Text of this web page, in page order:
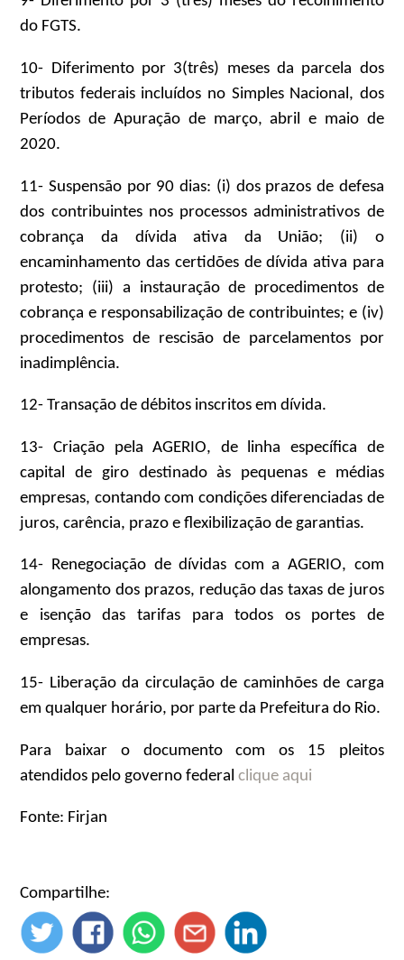
do FGTS.
10- Diferimento por 3(três) meses da parcela dos
tributos federais incluídos no Simples Nacional, dos
Períodos de Apuração de março, abril e maio de
2020.
11- Suspensão por 90 dias: (i) dos prazos de defesa
dos contribuintes nos processos administrativos de
cobrança da dívida ativa da União; (ii) o
encaminhamento das certidões de dívida ativa para
protesto; (iii) a instauração de procedimentos de
cobrança e responsabilização de contribuintes; e (iv)
procedimentos de rescisão de parcelamentos por
inadimplência.
12- Transação de débitos inscritos em dívida.
13- Criação pela AGERIO, de linha específica de
capital de giro destinado às pequenas e médias
empresas, contando com condições diferenciadas de
juros, carência, prazo e flexibilização de garantias.
14- Renegociação de dívidas com a AGERIO, com
alongamento dos prazos, redução das taxas de juros
e isenção das tarifas para todos os portes de
empresas.
15- Liberação da circulação de caminhões de carga
em qualquer horário, por parte da Prefeitura do Rio.
Para baixar o documento com os 15 pleitos
atendidos pelo governo federal clique aqui
Fonte: Firjan
Compartilhe: